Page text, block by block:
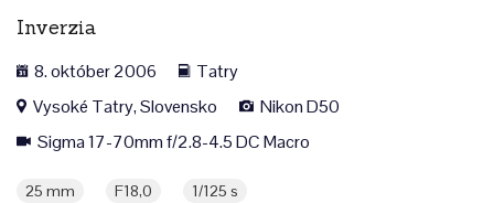
Inverzia
8. október 2006
Tatry
Vysoké Tatry, Slovensko
Nikon D50
Sigma 17-70mm f/2.8-4.5 DC Macro
25 mm F18,0 1/125 s